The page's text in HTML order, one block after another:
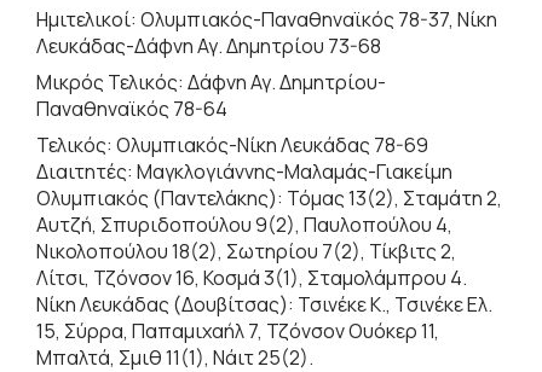
Ημιτελικοί: Ολυμπιακός-Παναθηναϊκός 78-37, Νίκη
Λευκάδας-Δάφνη Αγ. Δημητρίου 73-68
Μικρός Τελικός: Δάφνη Αγ. Δημητρίου-
Παναθηναϊκός 78-64
Τελικός: Ολυμπιακός-Νίκη Λευκάδας 78-69
Διαιτητές: Μαγκλογιάννης-Μαλαμάς-Γιακείμη
Ολυμπιακός (Παντελάκης): Τόμας 13(2), Σταμάτη 2,
Αυτζή, Σπυριδοπούλου 9(2), Παυλοπούλου 4,
Νικολοπούλου 18(2), Σωτηρίου 7(2), Τίκβιτς 2,
Λίτσι, Τζόνσον 16, Κοσμά 3(1), Σταμολάμπρου 4.
Νίκη Λευκάδας (Δουβίτσας): Τσινέκε Κ., Τσινέκε Ελ.
15, Σύρρα, Παπαμιχαήλ 7, Τζόνσον Ουόκερ 11,
Μπαλτά, Σμιθ 11(1), Νάιτ 25(2).